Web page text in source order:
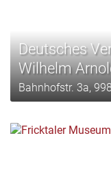
Deutsches
Wilhelm
Bahnhofstr. 3a,